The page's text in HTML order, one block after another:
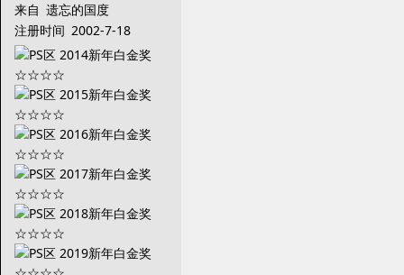
来自 遗忘的国度
注册时间 2002-7-18